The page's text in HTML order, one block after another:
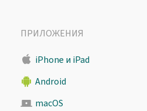
ПРИЛОЖЕНИЯ
iPhone и iPad
Android
macOS